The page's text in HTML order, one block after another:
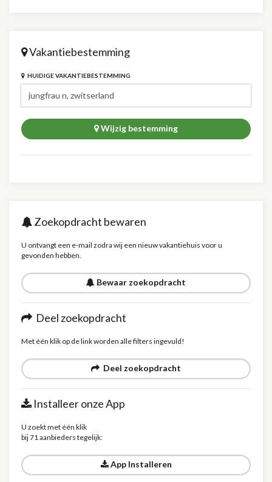
Vakantiebestemming
HUIDIGE VAKANTIEBESTEMMING
Wijzig bestemming
Zoekopdracht bewaren
U ontvangt een e-mail zodra wij een nieuw vakantiehuis voor u
gevonden hebben.
Bewaar zoekopdracht
Deel zoekopdracht
Met één klik op de link worden alle filters ingevuld!
Deel zoekopdracht
Installeer onze App
U zoekt met één klik
bij 71 aanbieders tegelijk:
App Installeren